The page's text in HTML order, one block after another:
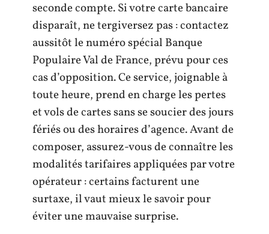
seconde compte. Si votre carte bancaire
disparaît, ne tergiversez pas : contactez
aussitôt le numéro spécial Banque
Populaire Val de France, prévu pour ces
cas d’opposition. Ce service, joignable à
toute heure, prend en charge les pertes
et vols de cartes sans se soucier des jours
fériés ou des horaires d’agence. Avant de
composer, assurez-vous de connaître les
modalités tarifaires appliquées par votre
opérateur : certains facturent une
surtaxe, il vaut mieux le savoir pour
éviter une mauvaise surprise.